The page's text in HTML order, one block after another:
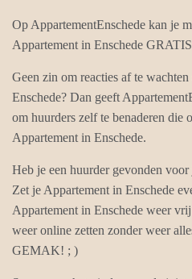
Op AppartementEnschede kan je
Appartement in Enschede
Geen zin om reacties af te
Enschede? Dan geeft
om huurders zelf te benaderen die
Appartement in Enschede.
Heb je een huurder gevonden
Zet je Appartement in Enschede
Appartement in Enschede weer
weer online zetten zonder weer
GEMAK! ; )